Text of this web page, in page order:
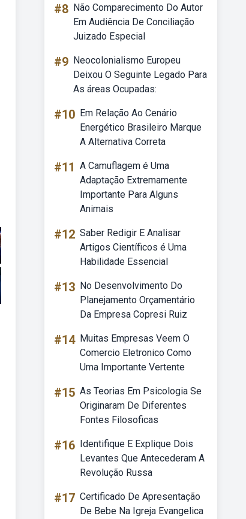
#8 Não Comparecimento Do Autor
Em Audiência De Conciliação
Juizado Especial
#9 Neocolonialismo Europeu
Deixou O Seguinte Legado Para
As áreas Ocupadas:
#10 Em Relação Ao Cenário
Energético Brasileiro Marque
A Alternativa Correta
#11 A Camuflagem é Uma
Adaptação Extremamente
Importante Para Alguns
Animais
#12 Saber Redigir E Analisar
Artigos Científicos é Uma
Habilidade Essencial
#13 No Desenvolvimento Do
Planejamento Orçamentário
Da Empresa Copresi Ruiz
#14 Muitas Empresas Veem O
Comercio Eletronico Como
Uma Importante Vertente
#15 As Teorias Em Psicologia Se
Originaram De Diferentes
Fontes Filosoficas
#16 Identifique E Explique Dois
Levantes Que Antecederam A
Revolução Russa
#17 Certificado De Apresentação
De Bebe Na Igreja Evangelica